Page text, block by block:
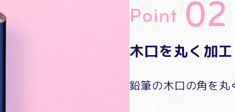
Point
木口を丸く加工
鉛筆の木口の角を丸